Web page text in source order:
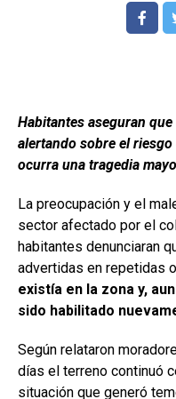
Habitantes aseguran
alertando sobre el
ocurra una tragedia
La preocupación y el
sector afectado por el
habitantes denunciaran
advertidas en repetidas
existía en la zona y,
sido habilitado
Según relataron
días el terreno continuó
situación que generó